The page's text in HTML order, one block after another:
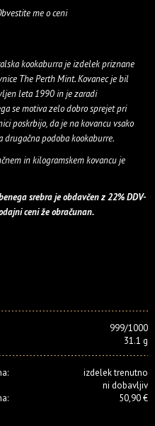
me o ceni
kookaburra je izdelek priznane
The Perth Mint. Kovanec je bil
leta 1990 in je zaradi
se motiva zelo dobro sprejet pri
poskrbijo, da je na kovancu vsako
drugačna podoba kookaburre.
in kilogramskem kovancu je
srebra je obdavčen z 22% DDV-
ceni že obračunan.
999/1000
31.1 g
izdelek trenutno
ni dobavljiv
50,90 €